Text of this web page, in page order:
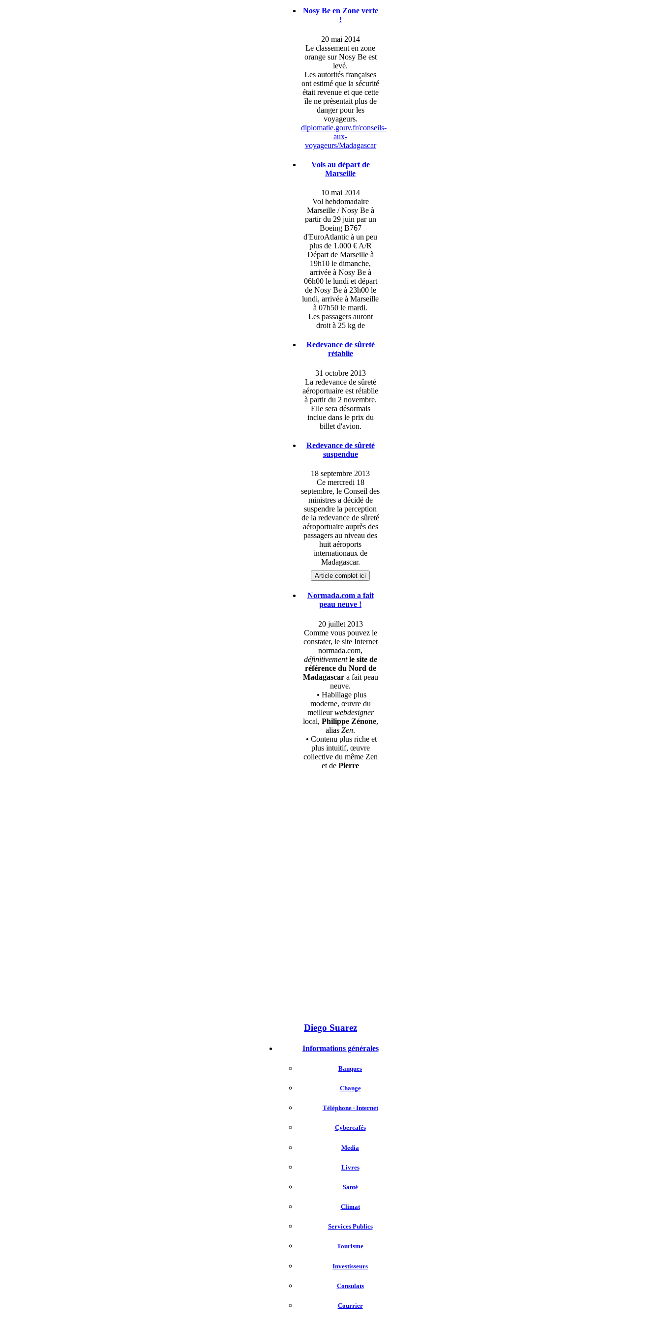
Nosy Be en Zone verte
!
20 mai 2014
Le classement en zone
orange sur Nosy Be est
levé.
Les autorités françaises
ont estimé que la sécurité
était revenue et que cette
île ne présentait plus de
danger pour les
voyageurs.
diplomatie.gouv.fr/conseils-
aux-
voyageurs/Madagascar
Vols au départ de
Marseille
10 mai 2014
Vol hebdomadaire
Marseille / Nosy Be à
partir du 29 juin par un
Boeing B767
d'EuroAtlantic à un peu
plus de 1.000 € A/R
Départ de Marseille à
19h10 le dimanche,
arrivée à Nosy Be à
06h00 le lundi et départ
de Nosy Be à 23h00 le
lundi, arrivée à Marseille
à 07h50 le mardi.
Les passagers auront
droit à 25 kg de
Redevance de sûreté
rétablie
31 octobre 2013
La redevance de sûreté
aéroportuaire est rétablie
à partir du 2 novembre.
Elle sera désormais
inclue dans le prix du
billet d'avion.
Redevance de sûreté
suspendue
18 septembre 2013
Ce mercredi 18
septembre, le Conseil des
ministres a décidé de
suspendre la perception
de la redevance de sûreté
aéroportuaire auprès des
passagers au niveau des
huit aéroports
internationaux de
Madagascar.
Article complet ici
Normada.com a fait
peau neuve !
20 juillet 2013
Comme vous pouvez le
constater, le site Internet
normada.com,
définitivement le site de
référence du Nord de
Madagascara fait peau
neuve.
• Habillage plus
moderne, œuvre du
meilleurwebdesigner
local, Philippe Zénone,
alias Zen.
• Contenu plus riche et
plus intuitif, œuvre
collective du même Zen
et de Pierre
Diego Suarez
Informations générales
Banques
Change
Téléphone ∙ Internet
Cybercafés
Media
Livres
Santé
Climat
Services Publics
Tourisme
Investisseurs
Consulats
Courrier